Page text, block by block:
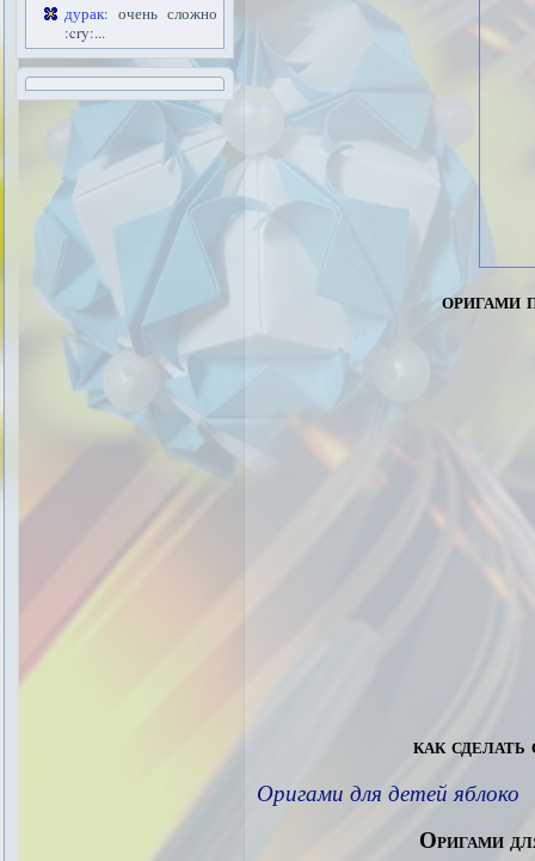
дурак: очень сложно
:cry:...
оригами
как
Оригами для детей яблоко
Оригами